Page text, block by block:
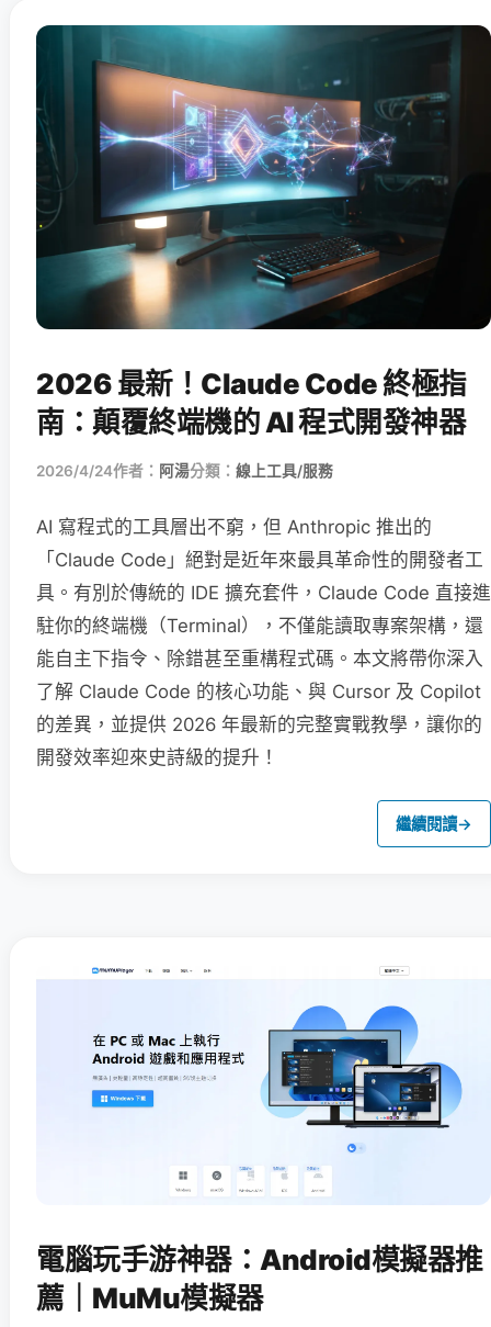
2026 最新！Claude Code 終極指
南：顛覆終端機的 AI 程式開發神器
2026/4/24作者： 阿湯分類： 線上工具/服務
AI 寫程式的工具層出不窮，但 Anthropic 推出的
「Claude Code」絕對是近年來最具革命性的開發者工
具。有別於傳統的 IDE 擴充套件，Claude Code 直接進
駐你的終端機（Terminal），不僅能讀取專案架構，還
能自主下指令、除錯甚至重構程式碼。本文將帶你深入
了解 Claude Code 的核心功能、與 Cursor 及 Copilot
的差異，並提供 2026 年最新的完整實戰教學，讓你的
開發效率迎來史詩級的提升！
繼續閱讀→
電腦玩手游神器：Android模擬器推
薦｜MuMu模擬器